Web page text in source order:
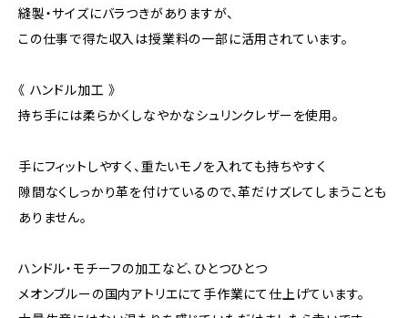
縫製・サイズにバラつきがありますが、
この仕事で得た収入は授業料の一部に活用されています。
《 ハンドル加工 》
持ち手には柔らかくしなやかなシュリンクレザーを使用。
手にフィットしやすく、重たいモノを入れても持ちやすく
隙間なくしっかり革を付けているので、革だけズレてしまうことも
ありません。
ハンドル・モチーフの加工など、ひとつひとつ
メオンブルーの国内アトリエにて手作業にて仕上げています。